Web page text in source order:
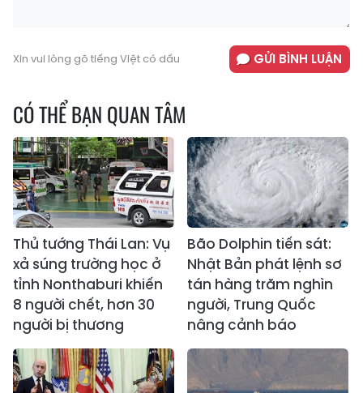
Xin vui lòng gõ tiếng Việt có dấu GỬI BÌNH LUẬN
CÓ THỂ BẠN QUAN TÂM
Thủ tướng Thái Lan: Vụ
xả súng trường học ở
tỉnh Nonthaburi khiến
8 người chết, hơn 30
người bị thương
Bão Dolphin tiến sát:
Nhật Bản phát lệnh sơ
tán hàng trăm nghìn
người, Trung Quốc
nâng cảnh báo